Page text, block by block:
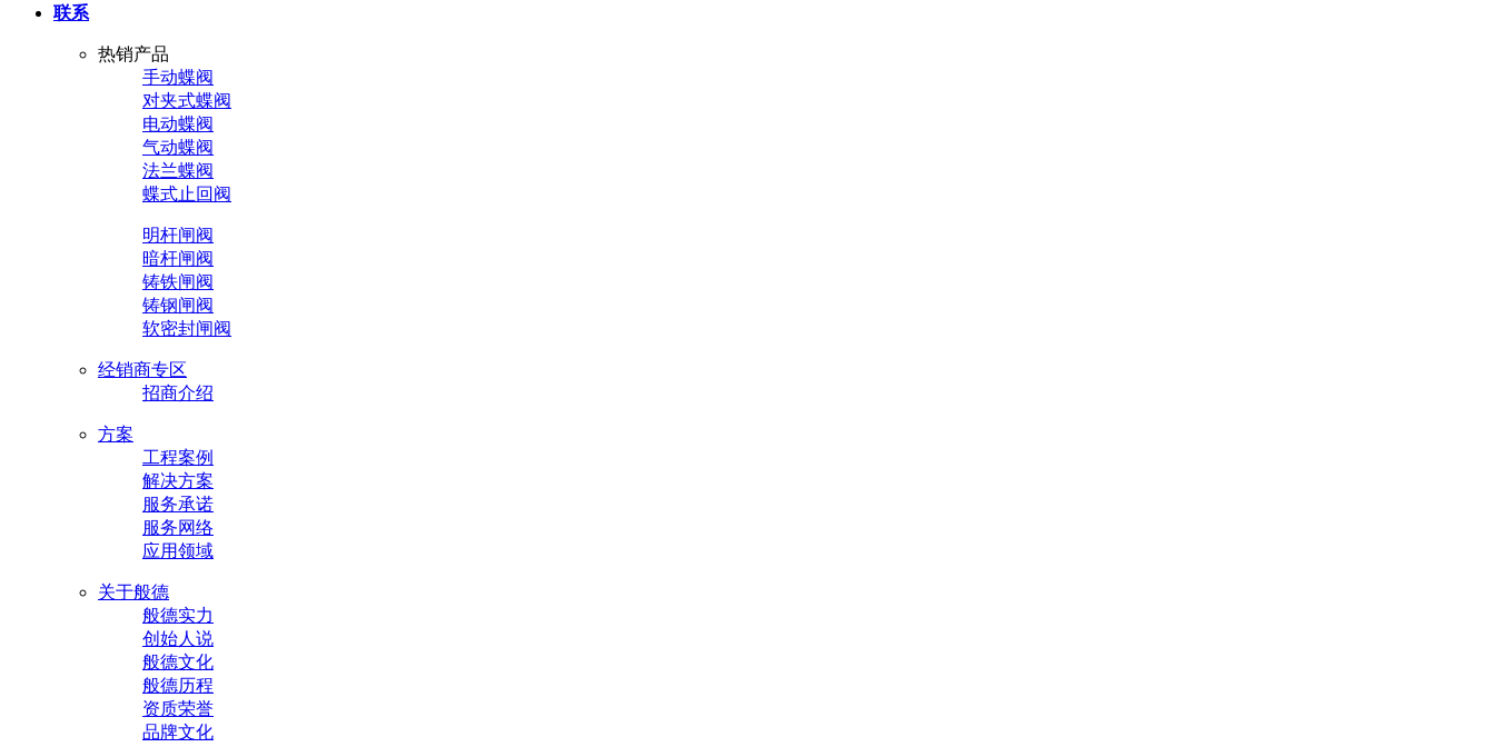
联系
热销产品
手动蝶阀
对夹式蝶阀
电动蝶阀
气动蝶阀
法兰蝶阀
蝶式止回阀
明杆闸阀
暗杆闸阀
铸铁闸阀
铸钢闸阀
软密封闸阀
经销商专区
招商介绍
方案
工程案例
解决方案
服务承诺
服务网络
应用领域
关于般德
般德实力
创始人说
般德文化
般德历程
资质荣誉
品牌文化